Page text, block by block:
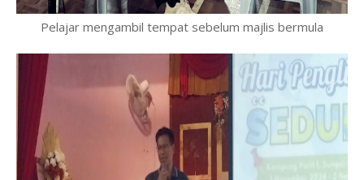
Pelajar mengambil tempat sebelum majlis bermula